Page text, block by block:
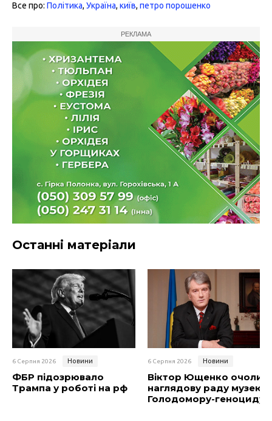
Все про: Політика, Україна, київ, петро порошенко
РЕКЛАМА
Останні матеріали
6 Серпня 2026 Новини
ФБР підозрювало
Трампа у роботі на рф
6 Серпня 2026 Новини
Віктор Ющенко очолив
наглядову раду музею
Голодомору-геноциду